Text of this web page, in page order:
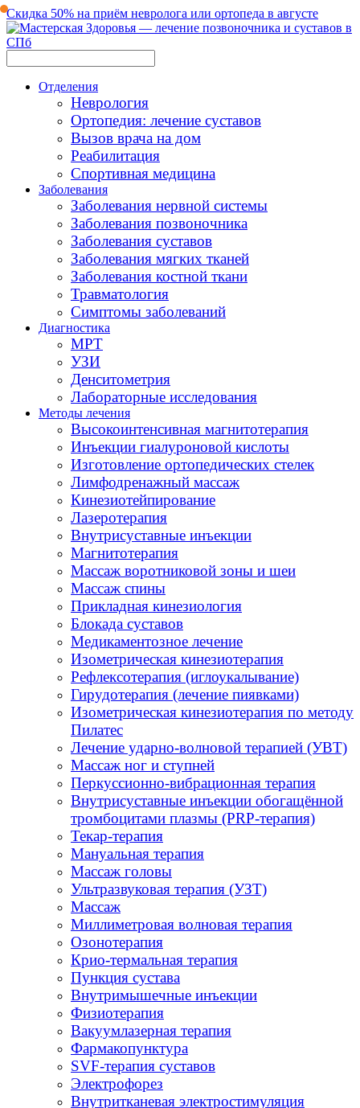
Скидка 50% на приём невролога или ортопеда в августе
Отделения
Неврология
Ортопедия: лечение суставов
Вызов врача на дом
Реабилитация
Спортивная медицина
Заболевания
Заболевания нервной системы
Заболевания позвоночника
Заболевания суставов
Заболевания мягких тканей
Заболевания костной ткани
Травматология
Симптомы заболеваний
Диагностика
МРТ
УЗИ
Денситометрия
Лабораторные исследования
Методы лечения
Высокоинтенсивная магнитотерапия
Инъекции гиалуроновой кислоты
Изготовление ортопедических стелек
Лимфодренажный массаж
Кинезиотейпирование
Лазеротерапия
Внутрисуставные инъекции
Магнитотерапия
Массаж воротниковой зоны и шеи
Массаж спины
Прикладная кинезиология
Блокада суставов
Медикаментозное лечение
Изометрическая кинезиотерапия
Рефлексотерапия (иглоукалывание)
Гирудотерапия (лечение пиявками)
Изометрическая кинезиотерапия по методу
Пилатес
Лечение ударно-волновой терапией (УВТ)
Массаж ног и ступней
Перкуссионно-вибрационная терапия
Внутрисуставные инъекции обогащённой
тромбоцитами плазмы (PRP-терапия)
Текар-терапия
Мануальная терапия
Массаж головы
Ультразвуковая терапия (УЗТ)
Массаж
Миллиметровая волновая терапия
Озонотерапия
Крио-термальная терапия
Пункция сустава
Внутримышечные инъекции
Физиотерапия
Вакуумлазерная терапия
Фармакопунктура
SVF-терапия суставов
Электрофорез
Внутритканевая электростимуляция